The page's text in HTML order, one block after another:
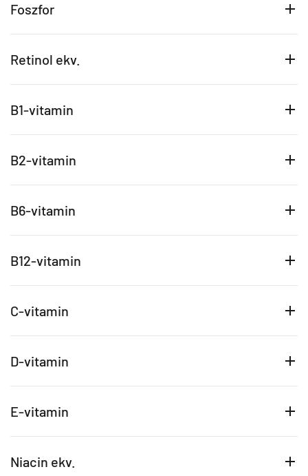
Foszfor
Retinol ekv.
B1-vitamin
B2-vitamin
B6-vitamin
B12-vitamin
C-vitamin
D-vitamin
E-vitamin
Niacin ekv.